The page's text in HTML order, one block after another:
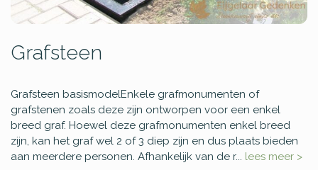
Grafsteen
Grafsteen basismodelEnkele grafmonumenten of
grafstenen zoals deze zijn ontworpen voor een enkel
breed graf. Hoewel deze grafmonumenten enkel breed
zijn, kan het graf wel 2 of 3 diep zijn en dus plaats bieden
aan meerdere personen. Afhankelijk van de r... lees meer >